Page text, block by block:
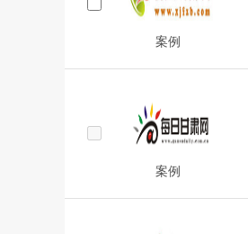
案例
案例